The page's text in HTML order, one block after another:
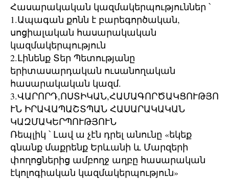
Հասարակական կազմակերպություններ ՝
1.Ապագան քոնն է բարեգործական,
սոցիալական հասարակական
կազմակերպություն
2.Լինենք Տեր Պետությանը
երիտասարդական ուսանողական
հասարակական կազմ.
3.ՎԱՐՈՐԴ,ՈՍՏԻԿԱՆ,ՀԱՄԱԳՈՐԾԱԿՑՈՒԹՅՈ
ՒՆ ԻՐԱՎԱՊԱՇՏՊԱՆ ՀԱՍԱՐԱԿԱԿԱՆ
ԿԱԶՄԱԿԵՐՊՈՒԹՅՈՒՆ
Ռեպլիկ ՝ Լավ ա չէն դրել անունը «եկեք
գնանք մաքրենք Երևանի և Մարզերի
փողոցներից ամբողջ աղբը հասարական
էկոլոգիական կազմակերպություն»